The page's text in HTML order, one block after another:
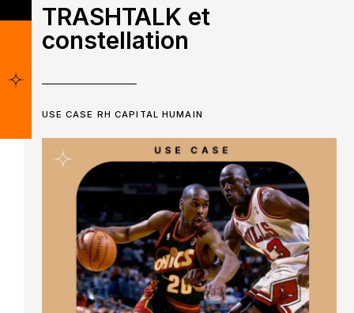
TRASHTALK et
constellation
USE CASE RH CAPITAL HUMAIN